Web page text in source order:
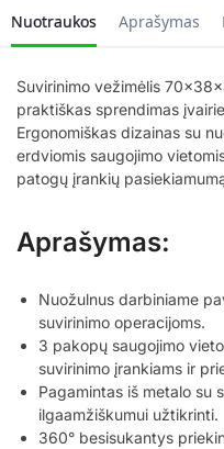
Nuotraukos Aprašymas
Suvirinimo vežimėlis
praktiškas sprendimas
Ergonomiškas dizainas su
erdviomis saugojimo
patogų įrankių
Aprašymas:
Nuožulnus darbiniame
suvirinimo operacijoms.
3 pakopų saugojimo
suvirinimo įrankiams ir
Pagamintas iš metalo su
ilgaamžiškumui užtikrinti.
360° besisukantys